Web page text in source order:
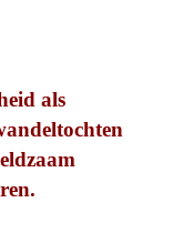
als